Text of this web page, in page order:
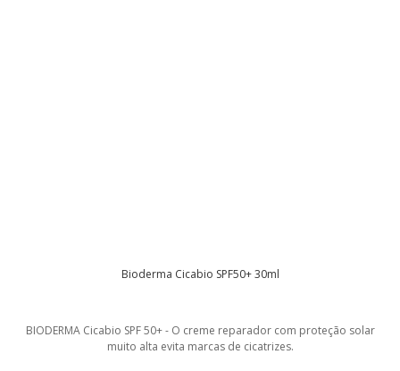
Bioderma Cicabio SPF50+ 30ml
BIODERMA Cicabio SPF 50+ - O creme reparador com proteção solar
muito alta evita marcas de cicatrizes.